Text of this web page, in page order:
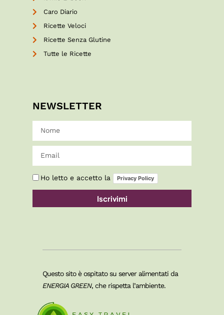
Caro Diario
Ricette Veloci
Ricette Senza Glutine
Tutte le Ricette
NEWSLETTER
Ho letto e accetto la Privacy Policy
Iscrivimi
Questo sito è ospitato su server alimentati da
ENERGIA GREEN, che rispetta l’ambiente.